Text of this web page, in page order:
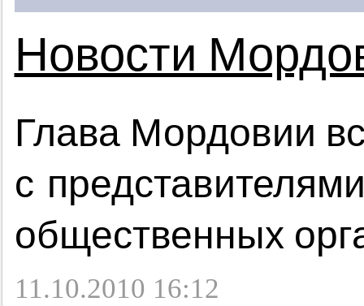
Новости
Глава Мордовии
с
общественных
11.10.2010 16:12